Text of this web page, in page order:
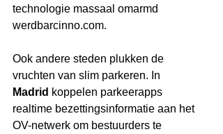
technologie massaal omarmd
werdbarcinno.com.
Ook andere steden plukken de
vruchten van slim parkeren. In
Madrid koppelen parkeerapps
realtime bezettingsinformatie aan het
OV-netwerk om bestuurders te